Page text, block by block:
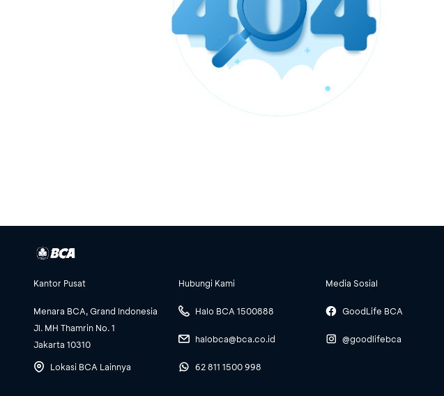
Kantor Pusat
Menara BCA, Grand Indonesia
Jl. MH Thamrin No. 1
Jakarta 10310
Lokasi BCA Lainnya
Hubungi Kami
Halo BCA 1500888
halobca@bca.co.id
62 811 1500 998
Media Sosial
GoodLife BCA
@goodlifebca